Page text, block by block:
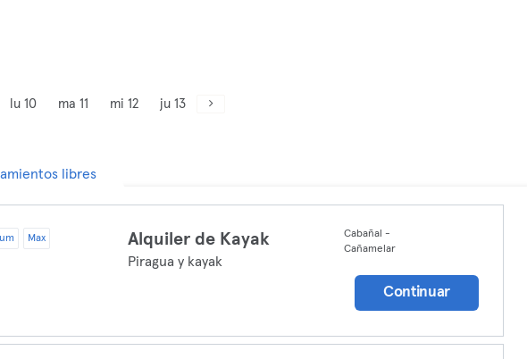
lu 10 ma 11 mi 12 ju 13
libres
Max Alquiler de Kayak
Piragua y kayak
Cabañal -
Cañamelar
Continuar